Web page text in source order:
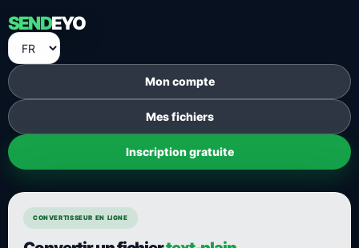
SENDEYO
Mon compte
Mes fichiers
Inscription gratuite
CONVERTISSEUR EN LIGNE